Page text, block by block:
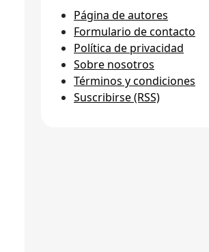
Página de autores
Formulario de contacto
Política de privacidad
Sobre nosotros
Términos y condiciones
Suscribirse (RSS)